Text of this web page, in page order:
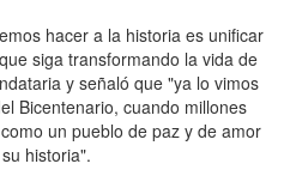
hacer a la historia es unificar
siga transformando la vida de
y señaló que "ya lo vimos
Bicentenario, cuando millones
un pueblo de paz y de amor
historia".